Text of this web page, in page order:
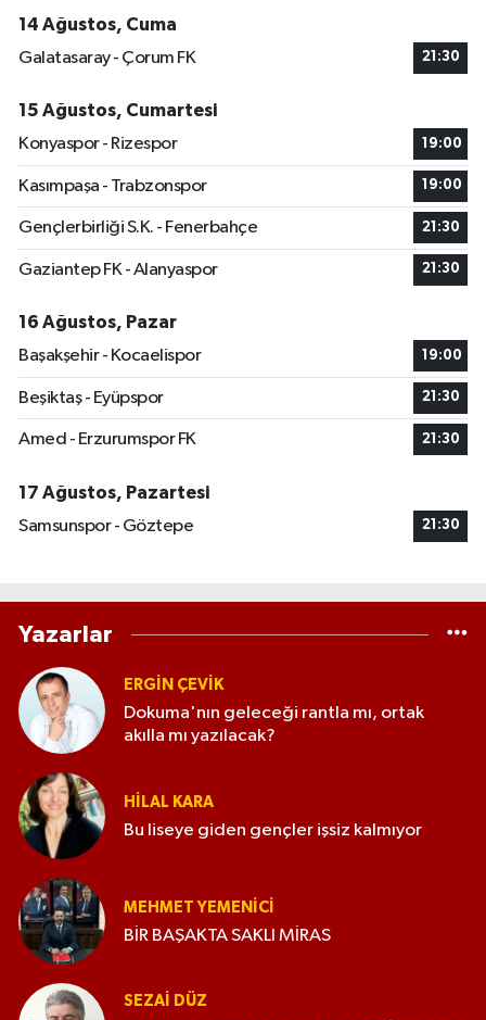
14 Ağustos, Cuma
Galatasaray - Çorum FK
21:30
15 Ağustos, Cumartesi
Konyaspor - Rizespor
19:00
Kasımpaşa - Trabzonspor 19:00
Gençlerbirliği S.K. - Fenerbahçe 21:30
Gaziantep FK - Alanyaspor 21:30
16 Ağustos, Pazar
Başakşehir - Kocaelispor
19:00
Beşiktaş - Eyüpspor 21:30
Amed - Erzurumspor FK 21:30
17 Ağustos, Pazartesi
Samsunspor - Göztepe
21:30
Yazarlar
ERGIN ÇEVİK
Dokuma'nın geleceği rantla mı, ortak
akılla mı yazılacak?
HILAL KARA
Bu liseye giden gençler işsiz kalmıyor
MEHMET YEMENICI
BİR BAŞAKTA SAKLI MİRAS
SEZAI DÜZ